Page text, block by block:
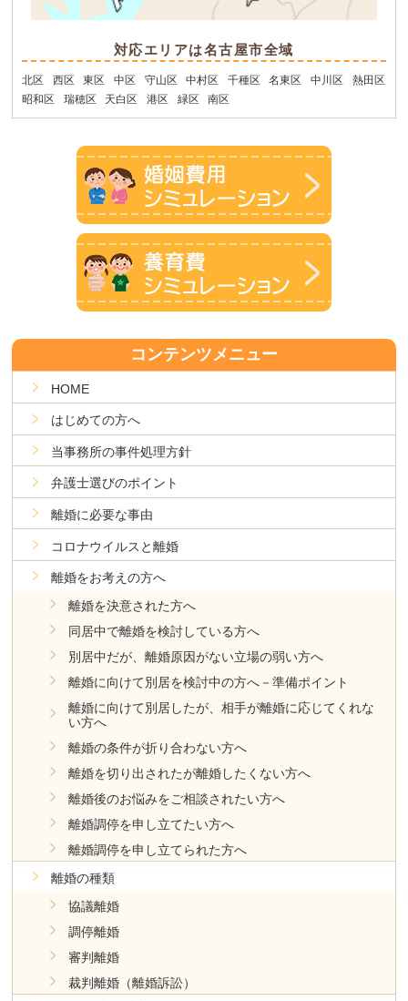
対応エリアは名古屋市全域
北区 西区 東区 中区 守山区 中村区 千種区 名東区 中川区
熱田区
昭和区
瑞穂区 天白区 港区 緑区 南区
コンテンツメニュー
HOME
はじめての方へ
当事務所の事件処理方針
弁護士選びのポイント
離婚に必要な事由
コロナウイルスと離婚
離婚をお考えの方へ
離婚を決意された方へ
同居中で離婚を検討している方へ
別居中だが、離婚原因がない立場の弱い方へ
離婚に向けて別居を検討中の方へ－準備ポイント
離婚に向けて別居したが、相手が離婚に応じてくれな
い方へ
離婚の条件が折り合わない方へ
離婚を切り出されたが離婚したくない方へ
離婚後のお悩みをご相談されたい方へ
離婚調停を申し立てたい方へ
離婚調停を申し立てられた方へ
離婚の種類
協議離婚
調停離婚
審判離婚
裁判離婚（離婚訴訟）